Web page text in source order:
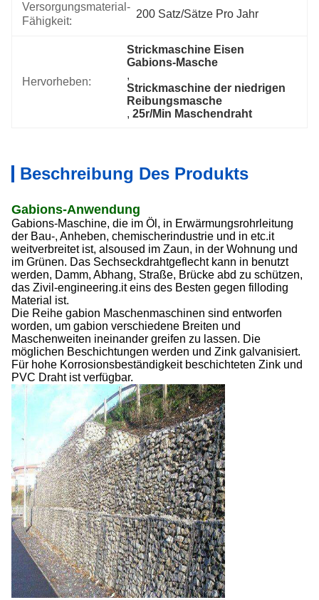
Versorgungsmaterial-
Fähigkeit:
200 Satz/Sätze Pro Jahr
Hervorheben:
Strickmaschine Eisen
Gabions-Masche
,
Strickmaschine der niedrigen
Reibungsmasche
, 25r/Min Maschendraht
Beschreibung Des Produkts
Gabions-Anwendung
Gabions-Maschine, die im Öl, in Erwärmungsrohrleitung
der Bau-, Anheben, chemischerindustrie und in etc.it
weitverbreitet ist, alsoused im Zaun, in der Wohnung und
im Grünen. Das Sechseckdrahtgeflecht kann in benutzt
werden, Damm, Abhang, Straße, Brücke abd zu schützen,
das Zivil-engineering.it eins des Besten gegen filloding
Material ist.
Die Reihe gabion Maschenmaschinen sind entworfen
worden, um gabion verschiedene Breiten und
Maschenweiten ineinander greifen zu lassen. Die
möglichen Beschichtungen werden und Zink galvanisiert.
Für hohe Korrosionsbeständigkeit beschichteten Zink und
PVC Draht ist verfügbar.